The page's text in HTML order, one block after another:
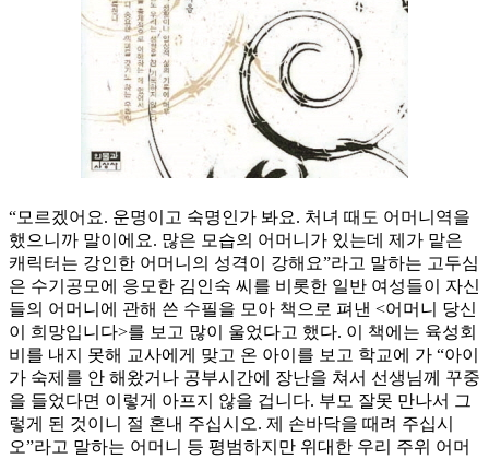
“모르겠어요. 운명이고 숙명인가 봐요. 처녀 때도 어머니역을
했으니까 말이에요. 많은 모습의 어머니가 있는데 제가 맡은
캐릭터는 강인한 어머니의 성격이 강해요”라고 말하는 고두심
은 수기공모에 응모한 김인숙 씨를 비롯한 일반 여성들이 자신
들의 어머니에 관해 쓴 수필을 모아 책으로 펴낸 <어머니 당신
이 희망입니다>를 보고 많이 울었다고 했다. 이 책에는 육성회
비를 내지 못해 교사에게 맞고 온 아이를 보고 학교에 가 “아이
가 숙제를 안 해왔거나 공부시간에 장난을 쳐서 선생님께 꾸중
을 들었다면 이렇게 아프지 않을 겁니다. 부모 잘못 만나서 그
렇게 된 것이니 절 혼내 주십시오. 제 손바닥을 때려 주십시
오”라고 말하는 어머니 등 평범하지만 위대한 우리 주위 어머